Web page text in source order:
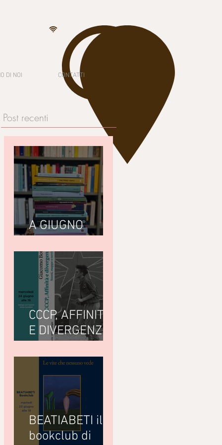
DI NOI CONTATTI
Post recenti
A GIUGNO
CCCP, AFFINITÀ
E DIVERGENZE
Bottà
(Nottetempo)
BEATIABETI il
bookclub di